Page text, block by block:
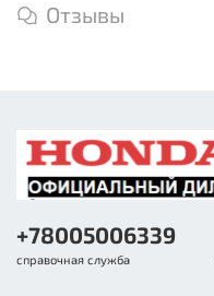
Отзывы
+78005006339
справочная служба